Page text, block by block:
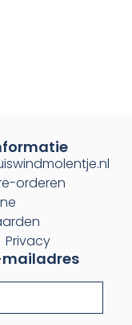
orderen
Privacy
mailadres